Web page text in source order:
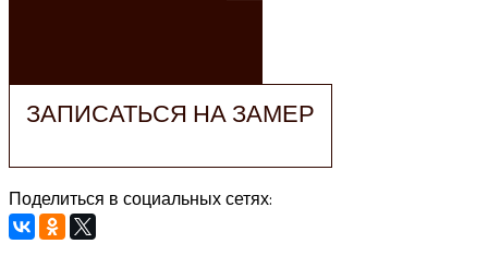
ЗАПИСАТЬСЯ НА ЗАМЕР
Поделиться в социальных сетях: